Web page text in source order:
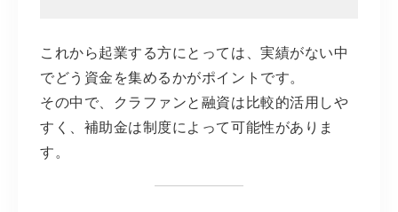
これから起業する方にとっては、実績がない中
でどう資金を集めるかがポイントです。
その中で、クラファンと融資は比較的活用しや
すく、補助金は制度によって可能性がありま
す。